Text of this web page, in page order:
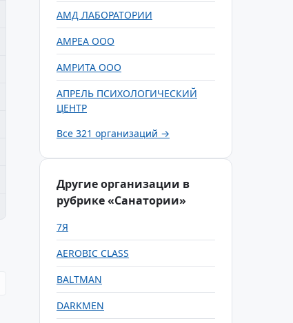
АМД ЛАБОРАТОРИИ
АМРЕА ООО
АМРИТА ООО
АПРЕЛЬ ПСИХОЛОГИЧЕСКИЙ
ЦЕНТР
Все 321 организаций →
Другие организации в
рубрике «Санатории»
7Я
AEROBIC CLASS
BALTMAN
DARKMEN